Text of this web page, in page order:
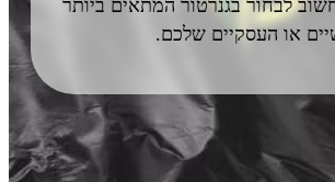
לבחור בגנרטור המתאים ביותר
או העסקיים שלכם.